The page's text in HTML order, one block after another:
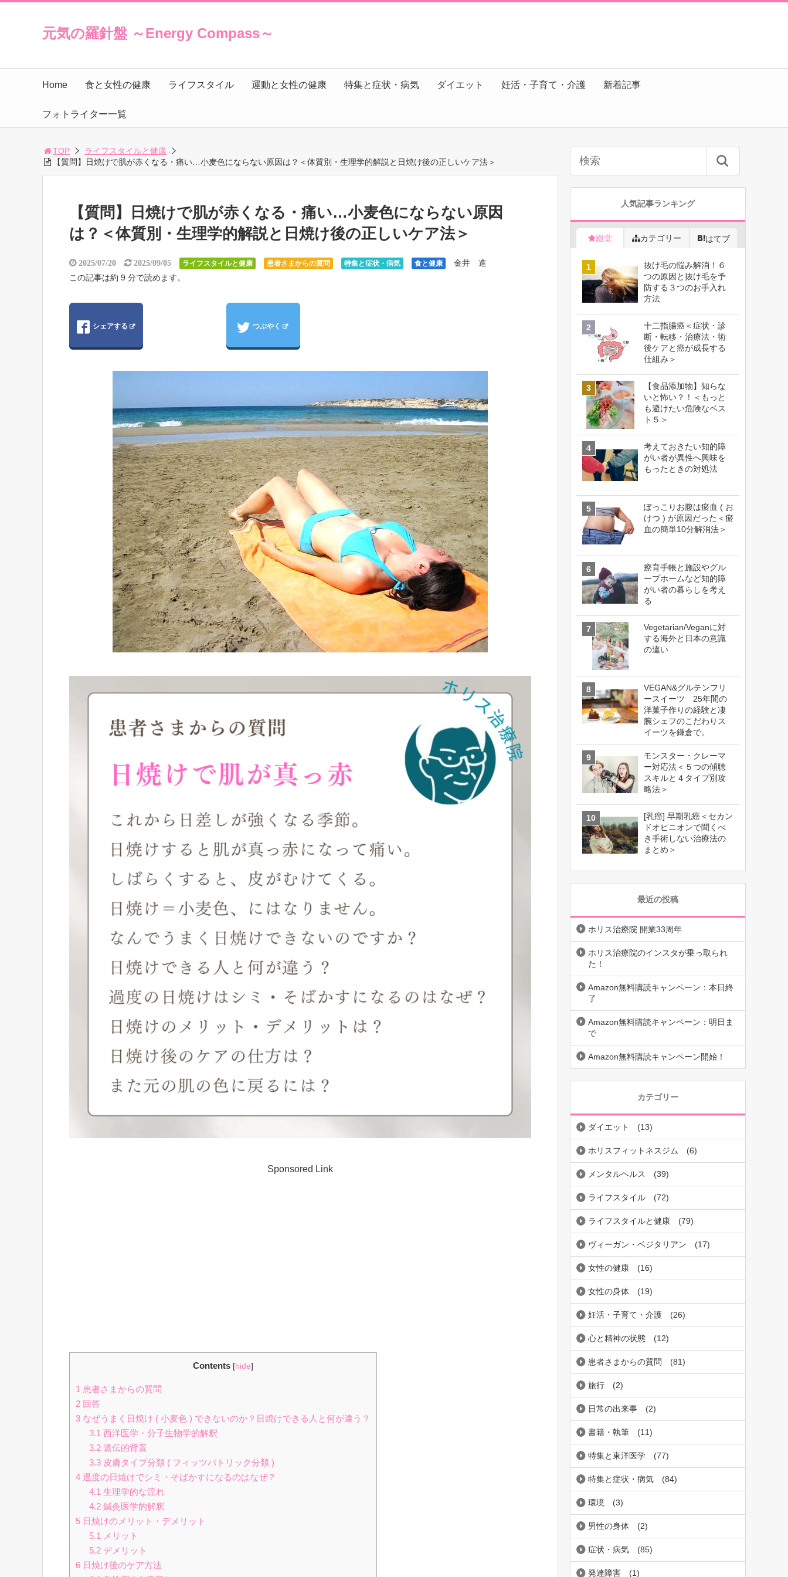
元気の羅針盤 ～Energy Compass～
Home 食と女性の健康 ライフスタイル 運動と女性の健康 特集と症状・病気 ダイエット 妊活・子育て・介護 新着記事
フォトライター一覧
TOP
ライフスタイルと健康
【質問】日焼けで肌が赤くなる・痛い…小麦色にならない原因は？＜体質別・生理学的解説と日焼け後の正しいケア法＞
【質問】日焼けで肌が赤くなる・痛い…小麦色にならない原因
は？＜体質別・生理学的解説と日焼け後の正しいケア法＞
2025/07/20 2025/09/05 ライフスタイルと健康 患者さまからの質問 特集と症状・病気 食と健康
金井 進
この記事は約 9 分で読めます。
シェアする つぶやく
Sponsored Link
Contents [hide]
1 患者さまからの質問
2 回答
3 なぜうまく日焼け ( 小麦色 ) できないのか？日焼けできる人と何が違う？
3.1 西洋医学・分子生物学的解釈
3.2遺伝的背景
3.3皮膚タイプ分類 ( フィッツパトリック分類 )
4 過度の日焼けでシミ・そばかすになるのはなぜ？
4.1 生理学的な流れ
4.2鍼灸医学的解釈
5 日焼けのメリット・デメリット
5.1 メリット
5.2デメリット
6 日焼け後のケア方法
人気記事ランキング
殿堂 カテゴリー はてブ
抜け毛の悩み解消！６
つの原因と抜け毛を予
防する３つのお手入れ
方法
十二指腸癌＜症状・診
断・転移・治療法・術
後ケアと癌が成長する
仕組み＞
【食品添加物】知らな
いと怖い？！＜もっと
も避けたい危険なベス
ト５＞
考えておきたい知的障
がい者が異性へ興味を
もったときの対処法
ぽっこりお腹は瘀血 ( お
けつ ) が原因だった＜瘀
血の簡単10分解消法＞
療育手帳と施設やグル
ープホームなど知的障
がい者の暮らしを考え
る
Vegetarian/Veganに対
する海外と日本の意識
の違い
VEGAN&グルテンフリ
ースイーツ 25年間の
洋菓子作りの経験と凄
腕シェフのこだわりス
イーツを鎌倉で。
モンスター・クレーマ
ー対応法＜５つの傾聴
スキルと４タイプ別攻
略法＞
[乳癌] 早期乳癌＜セカン
ドオピニオンで聞くべ
き手術しない治療法の
まとめ＞
最近の投稿
ホリス治療院 開業33周年
ホリス治療院のインスタが乗っ取られ
た！
Amazon無料購読キャンペーン：本日終
了
Amazon無料購読キャンペーン：明日ま
で
Amazon無料購読キャンペーン開始！
カテゴリー
ダイエット (13)
ホリスフィットネスジム (6)
メンタルヘルス (39)
ライフスタイル (72)
ライフスタイルと健康 (79)
ヴィーガン・ベジタリアン (17)
女性の健康 (16)
女性の身体 (19)
妊活・子育て・介護 (26)
心と精神の状態 (12)
患者さまからの質問 (81)
旅行 (2)
日常の出来事 (2)
書籍・執筆 (11)
特集と東洋医学 (77)
特集と症状・病気 (84)
環境 (3)
男性の身体 (2)
症状・病気 (85)
発達障害 (1)